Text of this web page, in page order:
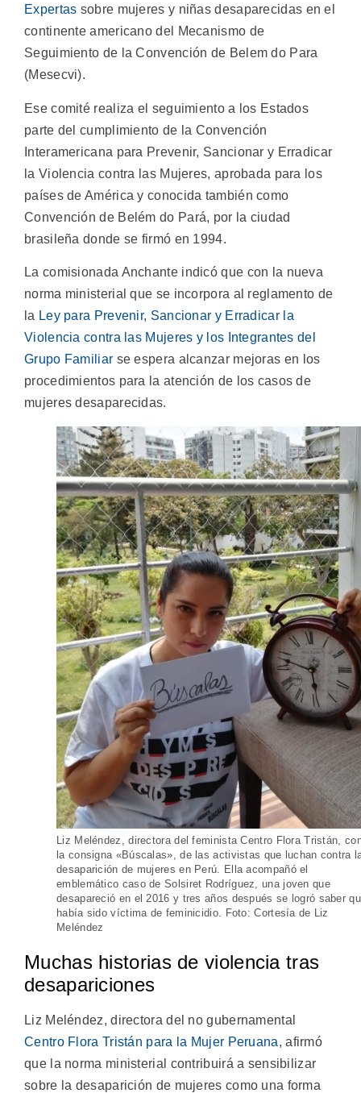
Expertas sobre mujeres y niñas desaparecidas en el
continente americano del Mecanismo de
Seguimiento de la Convención de Belem do Para
(Mesecvi).
Ese comité realiza el seguimiento a los Estados
parte del cumplimiento de la Convención
Interamericana para Prevenir, Sancionar y Erradicar
la Violencia contra las Mujeres, aprobada para los
países de América y conocida también como
Convención de Belém do Pará, por la ciudad
brasileña donde se firmó en 1994.
La comisionada Anchante indicó que con la nueva
norma ministerial que se incorpora al reglamento de
la Ley para Prevenir, Sancionar y Erradicar la
Violencia contra las Mujeres y los Integrantes del
Grupo Familiar se espera alcanzar mejoras en los
procedimientos para la atención de los casos de
mujeres desaparecidas.
Liz Meléndez, directora del feminista Centro Flora Tristán,
la consigna «Búscalas», de las activistas que luchan contra
desaparición de mujeres en Perú. Ella acompañó el
emblemático caso de Solsiret Rodríguez, una joven que
desapareció en el 2016 y tres años después se logró saber
había sido víctima de feminicidio. Foto: Cortesía de Liz
Meléndez
Muchas historias de violencia tras
desapariciones
Liz Meléndez, directora del no gubernamental
Centro Flora Tristán para la Mujer Peruana, afirmó
que la norma ministerial contribuirá a sensibilizar
sobre la desaparición de mujeres como una forma